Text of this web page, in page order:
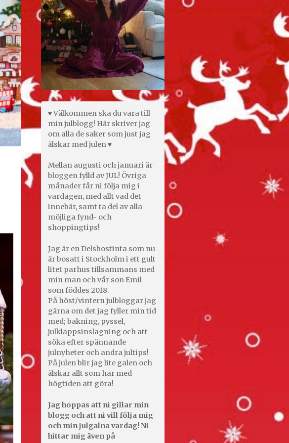
♥ Välkommen ska du vara till
min julblogg! Här skriver jag
om alla de saker som just jag
älskar med julen ♥
Mellan augusti och januari är
bloggen fylld av JUL! Övriga
månader får ni följa mig i
vardagen, med allt vad det
innebär, samt ta del av alla
möjliga fynd- och
shoppingtips!
Jag är en Delsbostinta som nu
är bosatt i Stockholm i ett gult
litet parhus tillsammans med
min man och vår son Emil
som föddes 2018.
På höst/vintern julbloggar jag
gärna om det jag fyller min tid
med; bakning, pyssel,
julklappsinslagning och att
söka efter spännande
julnyheter och andra jultips!
På julen blir jag lite galen och
älskar allt som har med
högtiden att göra!
Jag hoppas att ni gillar min
blogg och att ni vill följa mig
och min julgalna vardag! Ni
hittar mig även på